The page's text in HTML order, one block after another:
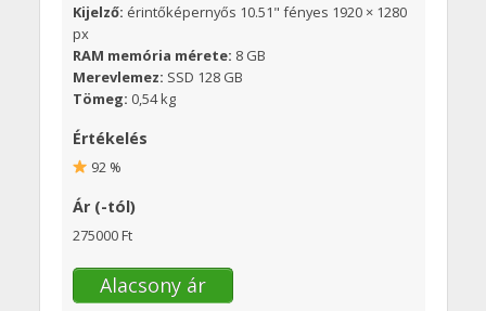
Kijelző: érintőképernyős 10.51" fényes 1920 × 1280
px
RAM memória mérete: 8 GB
Merevlemez: SSD 128 GB
Tömeg: 0,54 kg
Értékelés
92 %
Ár (-tól)
275000 Ft
Alacsony ár